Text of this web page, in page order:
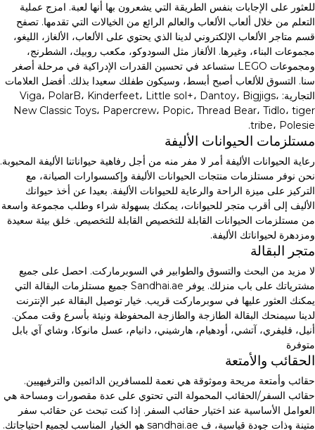
للعثور على الإجابات بنفس الطريقة التي يشعرون بها أنها لعبة. امزج عملية
التعلم من خلال ألعاب الألعاب والعالم الرائع من الخيالات التي تقدمها. تصفح
قسم متاجر الألعاب الإلكتروني لدينا الذي يحتوي على الألعاب، الألغاز، الليغو،
مجموعات البناء، وغيرها. الألغاز مثل السودوكو، مكعب روبيك، الشطرنج،
ومجموعات LEGO ستساعد في تحسين القدرات الإدراكية في مرحلة أصغر
سنا. التسوق للألعاب أصبح أبسط، وسيكون طفلك سعيدا بذلك. أفضل العلامات
التجارية: Viga، PolarB، Kinderfeet، Little sol+، Dantoy، Bigjigs،
New Classic Toys، Papercrew، Popic، Thread Bear، Tidlo، tiger
tribe، Polesie.
مستلزمات الحيوانات الأليفة
رعاية الحيوانات الأليفة أمر لا مفر منه من أجل رفاهية حيواناتنا الأليفة المحبوبة.
نحن نوفر مستلزمات منتجات الحيوانات الأليفة وإكسسوارات الصيانة، مع
التركيز على ميزة الراحة والرعاية للحيوانات الأليفة. بعيدا عن أخذ حيوانك
الأليف إلى أقرب متجر للحيوانات، يمكنك بسهولة شراء وطلب مجموعة واسعة
من مستلزمات الحيوانات القابلة للتخصيص القابلة للتخصيص. خلق بيئة سعيدة
ومزدهرة لحيواناتك الأليفة.
متجر البقالة
لا مزيد من البحث والتسوق والطوابير في السوبرماركت. احصل على جميع
مشترياتك على باب منزلك. يوفر Sandhai.ae جميع مستلزمات البقالة التي
يمكنك العثور عليها في سوبرماركت قريب. خيار توصيل البقالة عبر الإنترنت
لدينا سيمنحك البقالة الطازجة والطازجة المحفوظة ونيئة بأسرع وقت ممكن.
أنيل، فليفري، آتشي، أودهيام، هارشيني، دانيام، عسل مانوكا، وشاي آي بابل
متوفرة
الحقائب والأمتعة
حقائب وأمتعة مريحة وموثوقة هي نعمة للمسافرين الدائمين والترفيهيين.
حقائب السفر/الحقائب المحمولة التي تحتوي على عدة مقصورات ومساحة هي
العوامل الأساسية عند اختيار حقائب السفر. إذا كنت تبحث عن حقائب سفر
متينة وذات جودة قياسية، ف sandhai.ae هو الخيار المناسب لجميع احتياجاتك.